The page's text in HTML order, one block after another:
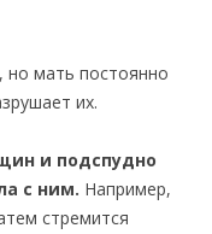
но мать постоянно
их.
и подспудно
с ним. Например,
стремится